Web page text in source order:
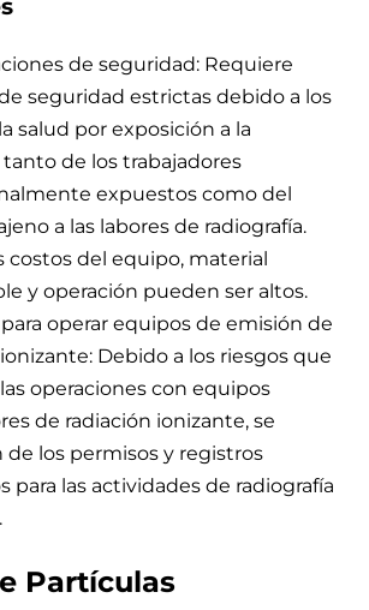
de seguridad: Requiere
seguridad estrictas debido a los
salud por exposición a la
tanto de los trabajadores
expuestos como del
a las labores de radiografía.
costos del equipo, material
y operación pueden ser altos.
operar equipos de emisión de
Debido a los riesgos que
operaciones con equipos
de radiación ionizante, se
de los permisos y registros
para las actividades de radiografía
Partículas